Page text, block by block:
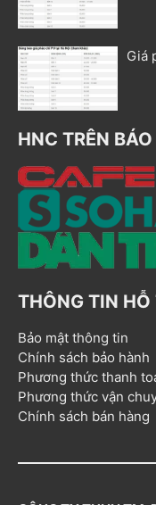
Giá
HNC TRÊN
THÔNG TIN HỖ
Bảo mật thông tin
Chính sách bảo hành
Phương thức thanh
Phương thức vận
Chính sách bán hàng